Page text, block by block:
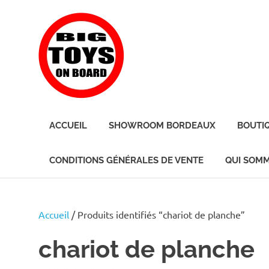
BOARD
BORD
ENFANTS
ACCUEIL SHOWROOM BORDEAUX
CONDITIONS GÉNÉRALES DE VENTE QUI
Accueil / Produits identifiés “chariot de planche”
chariot de planche